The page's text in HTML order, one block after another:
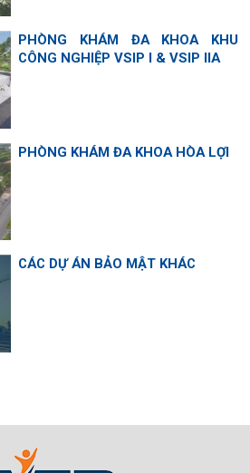
PHÒNG KHÁM ĐA KHOA KHU
CÔNG NGHIỆP VSIP I & VSIP IIA
PHÒNG KHÁM ĐA KHOA HÒA LỢI
CÁC DỰ ÁN BẢO MẬT KHÁC